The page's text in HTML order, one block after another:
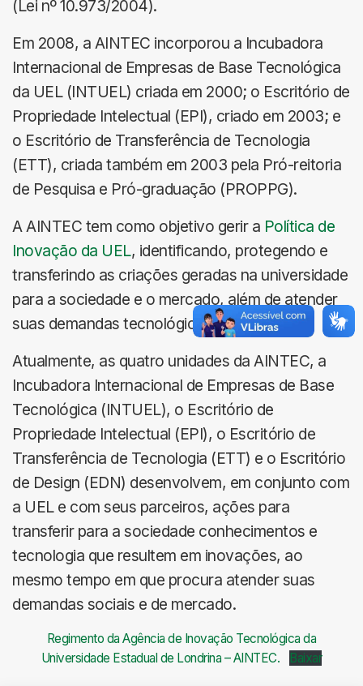
(Lei nº 10.973/2004).
Em 2008, a AINTEC incorporou a Incubadora
Internacional de Empresas de Base Tecnológica
da UEL (INTUEL) criada em 2000; o Escritório de
Propriedade Intelectual (EPI), criado em 2003; e
o Escritório de Transferência de Tecnologia
(ETT), criada também em 2003 pela Pró-reitoria
de Pesquisa e Pró-graduação (PROPPG).
A AINTEC tem como objetivo gerir a Política de
Inovação da UEL, identificando, protegendo e
transferindo as criações geradas na universidade
para a sociedade e o mercado, além de atender
suas demandas tecnológicas.
Atualmente, as quatro unidades da AINTEC, a
Incubadora Internacional de Empresas de Base
Tecnológica (INTUEL), o Escritório de
Propriedade Intelectual (EPI), o Escritório de
Transferência de Tecnologia (ETT) e o Escritório
de Design (EDN) desenvolvem, em conjunto com
a UEL e com seus parceiros, ações para
transferir para a sociedade conhecimentos e
tecnologia que resultem em inovações, ao
mesmo tempo em que procura atender suas
demandas sociais e de mercado.
Regimento da Agência de Inovação Tecnológica da
Universidade Estadual de Londrina – AINTEC.
Baixar